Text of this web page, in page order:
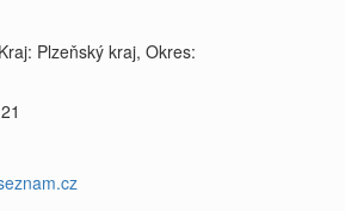
Plzeňský kraj, Okres: